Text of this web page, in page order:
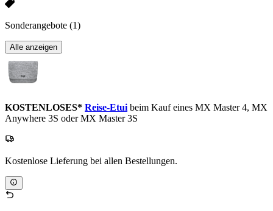
Sonderangebote (1)
Alle anzeigen
KOSTENLOSES* Reise-Etui beim Kauf eines MX Master 4, MX
Anywhere 3S oder MX Master 3S
Kostenlose Lieferung bei allen Bestellungen.